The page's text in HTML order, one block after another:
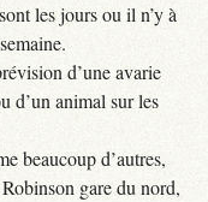
les jours ou il n’y à
d’une avarie
d’un animal sur les
beaucoup d’autres,
gare du nord,